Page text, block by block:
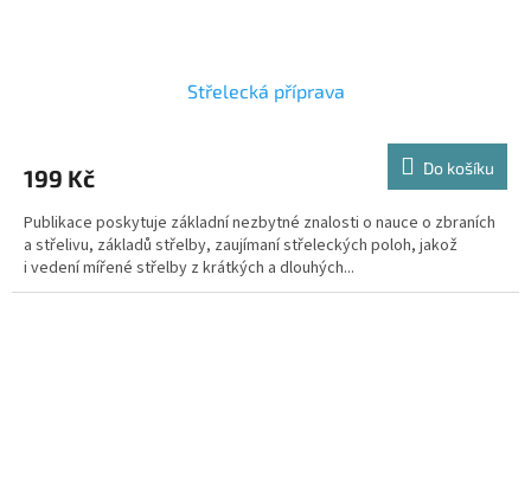
Střelecká příprava
199 Kč Do košíku
Publikace poskytuje základní nezbytné znalosti o nauce o zbraních
a střelivu, základů střelby, zaujímaní střeleckých poloh, jakož
i vedení mířené střelby z krátkých a dlouhých...